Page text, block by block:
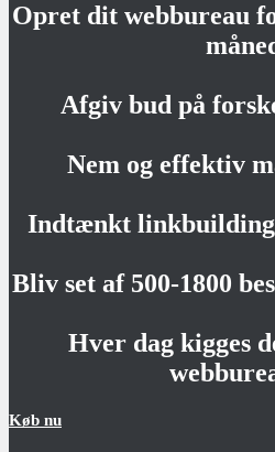
Opret dit webbureau
Afgiv bud på
Nem og effektiv
Indtænkt linkbuilding
Bliv set af 500-1800
Hver dag kigges
Køb nu